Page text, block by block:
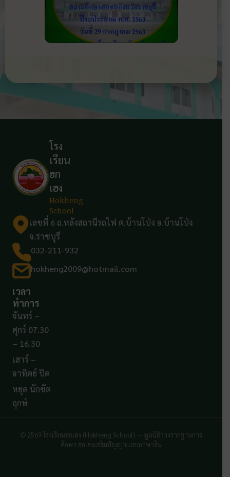
โรง
เรียน
ฮก
เฮง
Hokheng
School
เลขที่ 6 ถ.หลังสถานีรถไฟ ต.บ้านโป่ง อ.บ้านโป่ง
จ.ราชบุรี
032-211-932
hokheng2009@hotmail.com
เวลา
ทำการ
จันทร์ –
ศุกร์ 07.30
– 16.30
เสาร์ –
อาทิตย์ ปิด
หยุด นักขัต
ฤกษ์
© 2569 โรงเรียนฮกเฮง (Hokheng School) — มูลนิธิวางรากฐานการ
ศึกษา ฮกเฮงเสริมปัญญาและภาษาจีน